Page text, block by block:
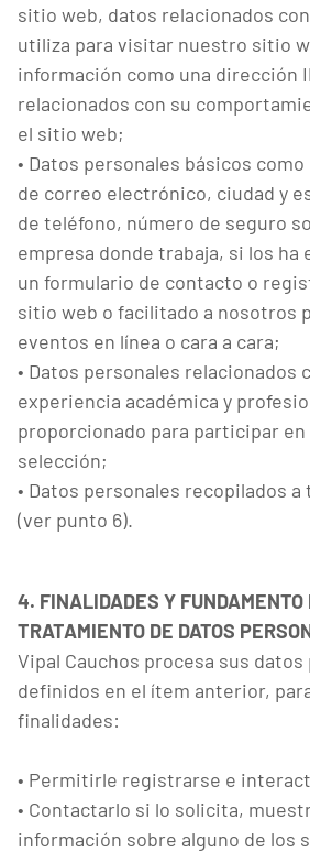
sitio web, datos relacionados
utiliza para visitar nuestro sitio
información como una dirección
relacionados con su
el sitio web;
• Datos personales básicos
de correo electrónico, ciudad y
de teléfono, número de seguro
empresa donde trabaja, si los ha
un formulario de contacto o
sitio web o facilitado a nosotros
eventos en línea o cara a cara;
• Datos personales relacionados
experiencia académica y
proporcionado para participar
selección;
• Datos personales recopilados
(ver punto 6).
4. FINALIDADES Y
TRATAMIENTO DE DATOS
Vipal Cauchos procesa sus datos
definidos en el ítem anterior,
finalidades:
• Permitirle registrarse e
• Contactarlo si lo solicita,
información sobre alguno de los